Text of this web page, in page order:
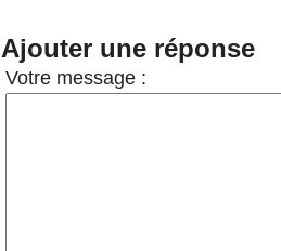
Ajouter une réponse
Votre message :